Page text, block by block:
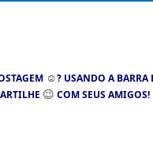
☺? USANDO A BARRA
😉 COM SEUS AMIGOS!